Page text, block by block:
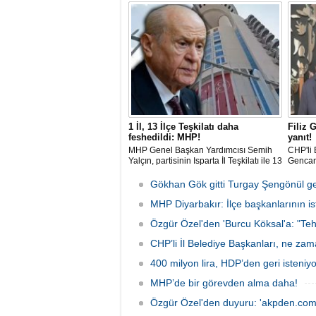
ifadelerini kullandı. Açıklamalarda Parti
içi süreçlere ve Yargı tartışmalarına
doğrudan değinilmemesi dikkat çekti.
bu
dedi.
1 İl, 13 İlçe Teşkilatı daha
feshedildi: MHP!
MHP Genel Başkan Yardımcısı Semih
Yalçın, partisinin Isparta İl Teşkilatı ile 13
Isparta İl Başkanlığı görevine Osman
Gülay'ın atandığını açıkladı.
Filiz
yanıt!
CHP'li
adım
Gökhan Gök gitti Turgay Şengönül
MHP Diyarbakır: İlçe başkanlarının
Özgür Özel'den 'Burcu Köksal'a:
CHP’li İl Belediye Başkanları, ne
400 milyon lira, HDP’den geri
MHP’de bir görevden alma daha!
Özgür Özel'den duyuru: